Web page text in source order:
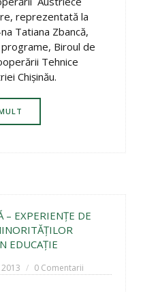
reprezentată la
Tatiana Zbancă,
Biroul de
Tehnice
Chişinău.
– EXPERIENŢE DE
EDUCAŢIE
0 Comentarii